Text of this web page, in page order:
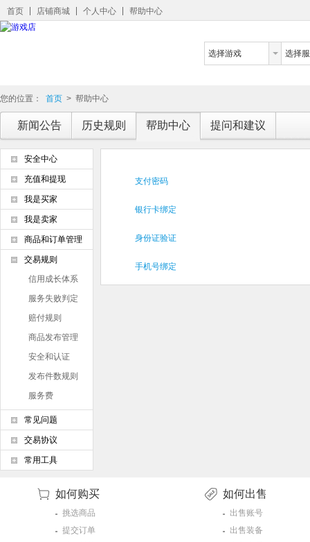
首页 店铺商城 个人中心 帮助中心
选择游戏 选择
您的位置： 首页 > 帮助中心
新闻公告 历史规则 帮助中心 提问和建议
支付密码
银行卡绑定
身份证验证
手机号绑定
安全中心
充值和提现
我是买家
我是卖家
商品和订单管理
交易规则
信用成长体系
服务失败判定
赔付规则
商品发布管理
条例
安全和认证
发布件数规则
服务费
常见问题
交易协议
常用工具
如何购买
挑选商品
提交订单
如何出售
出售账号
出售装备